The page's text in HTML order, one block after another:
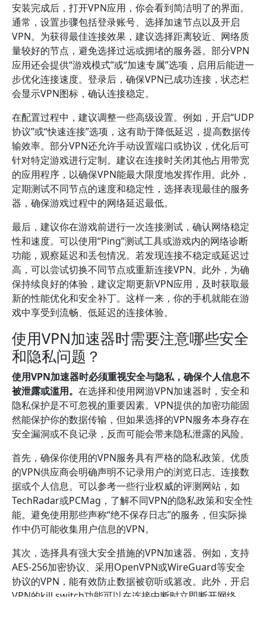
安装完成后，打开VPN应用，你会看到简洁明了的界面。
通常，设置步骤包括登录账号、选择加速节点以及开启
VPN。为获得最佳连接效果，建议选择距离较近、网络质
量较好的节点，避免选择过远或拥堵的服务器。部分VPN
应用还会提供“游戏模式”或“加速专属”选项，启用后能进一
步优化连接速度。登录后，确保VPN已成功连接，状态栏
会显示VPN图标，确认连接稳定。
在配置过程中，建议调整一些高级设置。例如，开启“UDP
协议”或“快速连接”选项，这有助于降低延迟，提高数据传
输效率。部分VPN还允许手动设置端口或协议，优化后可
针对特定游戏进行定制。建议在连接时关闭其他占用带宽
的应用程序，以确保VPN能最大限度地发挥作用。此外，
定期测试不同节点的速度和稳定性，选择表现最佳的服务
器，确保游戏过程中的网络延迟最低。
最后，建议你在游戏前进行一次连接测试，确认网络稳定
性和速度。可以使用“Ping”测试工具或游戏内的网络诊断
功能，观察延迟和丢包情况。若发现连接不稳定或延迟过
高，可以尝试切换不同节点或重新连接VPN。此外，为确
保持续良好的体验，建议定期更新VPN应用，及时获取最
新的性能优化和安全补丁。这样一来，你的手机就能在游
戏中享受到流畅、低延迟的连接体验。
使用VPN加速器时需要注意哪些安全
和隐私问题？
使用VPN加速器时必须重视安全与隐私，确保个人信息不
被泄露或滥用。 在选择和使用网游VPN加速器时，安全和
隐私保护是不可忽视的重要因素。VPN提供的加密功能固
然能保护你的数据传输，但如果选择的VPN服务本身存在
安全漏洞或不良记录，反而可能会带来隐私泄露的风险。
首先，确保你使用的VPN服务具有严格的隐私政策。优质
的VPN供应商会明确声明不记录用户的浏览日志、连接数
据或个人信息。可以参考一些行业权威的评测网站，如
TechRadar或PCMag，了解不同VPN的隐私政策和安全性
能。避免使用那些声称“绝不保存日志”的服务，但实际操
作中仍可能收集用户信息的VPN。
其次，选择具有强大安全措施的VPN加速器。例如，支持
AES-256加密协议、采用OpenVPN或WireGuard等安全
协议的VPN，能有效防止数据被窃听或篡改。此外，开启
VPN的kill switch功能可以在连接中断时立即断开网络，